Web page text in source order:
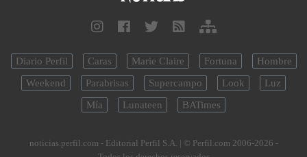
Diario Perfil Caras Marie Claire Fortuna
Hombre
Weekend
Parabrisas Supercampo Look
Luz
Mía
Lunateen BATimes
noticias.perfil.com - Editorial Perfil S.A. | © Perfil.com 2006-2026 -